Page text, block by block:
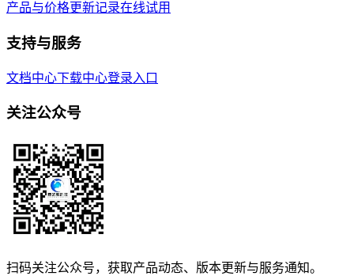
产品与价格更新记录在线试用
支持与服务
文档中心下载中心登录入口
关注公众号
扫码关注公众号，获取产品动态、版本更新与服务通知。